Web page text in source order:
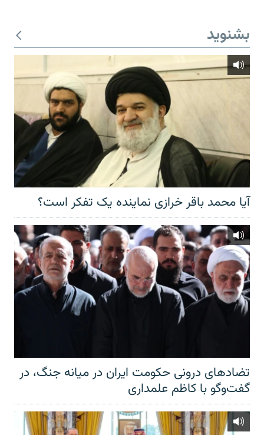
بشنوید
آیا محمد باقر خرازی نماینده یک تفکر است؟
تضادهای درونی حکومت ایران در میانه جنگ، در
گفت‌‌وگو با کاظم علمداری